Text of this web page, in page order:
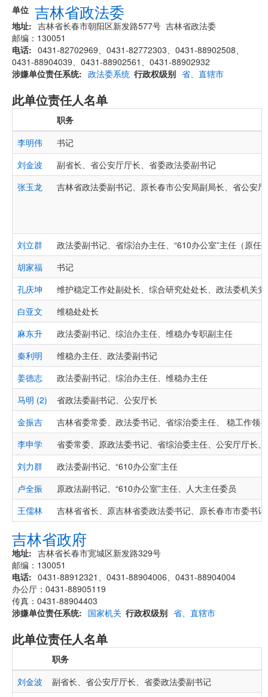
单位 吉林省政法委
地址
吉林省长春市朝阳区新发路577号 吉林省政法委
邮编：130051
电话
0431-82702969、0431-82772303、0431-88902508、
0431-88904039、0431-88902561、0431-88902932
涉嫌单位责任系统
政法委系统 行政权级别 省、直辖市
此单位责任人名单
职务
李明伟
书记
刘金波
副省长、省公安厅厅长、省委政法委副书记
张玉龙
吉林省政法委副书记、原长春市公安局副局长、省公安
刘立群
政法委副书记、省综治办主任、“610办公室”主任（原任
胡家福
书记
孔庆坤
维护稳定工作处副处长、综合研究处处长、政法委机关
白亚文
维稳处处长
麻东升
政法委副书记、综治办主任、维稳办专职副主任
秦利明
维稳办主任、政法委副书记
姜德志
政法委副书记、综治办主任、维稳办主任
马明 (2)
省政法委副书记、公安厅长
金振吉
吉林省委常委、政法委书记、省综治委主任、 稳工作领
李申学
省委常委、原政法委书记、省综治委主任、公安厅厅长
刘力群
政法委副书记、“610办公室”主任
卢全振
原政法副书记、“610办公室”主任、人大主任委员
王儒林
吉林省省长、原吉林省委政法委书记、原长春市市委书记
吉林省政府
地址
吉林省长春市宽城区新发路329号
邮编：130051
电话
0431-88912321、0431-88904006、0431-88904004
办公厅：0431-88905119
传真：0431-88904403
涉嫌单位责任系统
国家机关 行政权级别 省、直辖市
此单位责任人名单
职务
刘金波
副省长、省公安厅厅长、省委政法委副书记